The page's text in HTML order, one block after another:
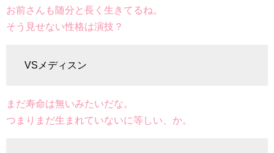
お前さんも随分と長く生きてるね。
そう見せない性格は演技？
VSメディスン
まだ寿命は無いみたいだな。
つまりまだ生まれていないに等しい、か。